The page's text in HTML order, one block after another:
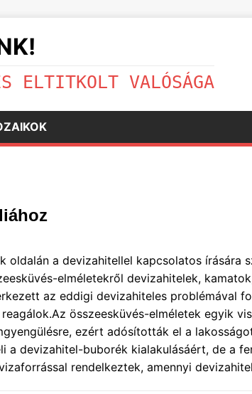
ELTITKOLT VALÓSÁGA
oldalán a devizahitellel kapcsolatos írására
elméletekről devizahitelek,
az eddigi devizahiteles problémával
összeesküvés-elméletek egyik
ezért adósították el a
a devizahitel-buborék kialakulásáért, de a
rendelkeztek, amennyi